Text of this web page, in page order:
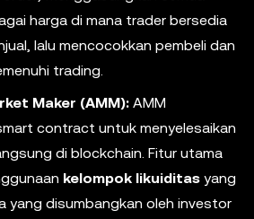
harga di mana trader bersedia
lalu mencocokkan pembeli dan
trading.
Maker (AMM): AMM
contract untuk menyelesaikan
di blockchain. Fitur utama
kelompok likuiditas yang
yang disumbangkan oleh investor